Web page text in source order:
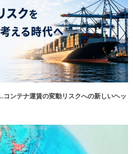
ンテナ運賃の変動リスクへの新しいヘッ